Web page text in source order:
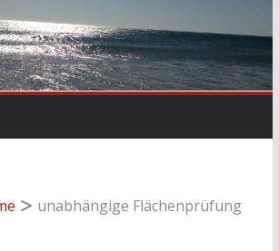
unabhängige Flächenprüfung